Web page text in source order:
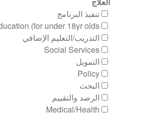
تنفيذ البرنامج
(for under 18yr olds)
التدريب/التعليم الإضافي
Social Services
التمويل
Policy
البحث
الرصد والتقييم
Medical/Health